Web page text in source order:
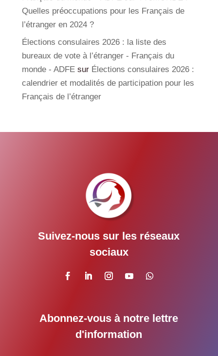
Quelles préoccupations pour les Français de
l’étranger en 2024 ?
Élections consulaires 2026 : la liste des
bureaux de vote à l’étranger - Français du
monde - ADFEsur Élections consulaires 2026 :
calendrier et modalités de participation pour les
Français de l’étranger
Suivez-nous sur les réseaux
sociaux
Abonnez-vous à notre lettre
d'information